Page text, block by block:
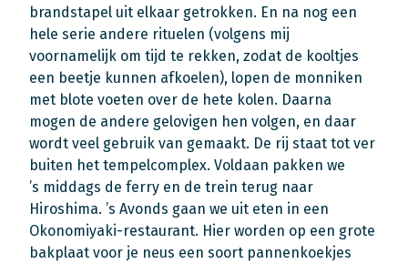
brandstapel uit elkaar getrokken. En na nog een
hele serie andere rituelen (volgens mij
voornamelijk om tijd te rekken, zodat de kooltjes
een beetje kunnen afkoelen), lopen de monniken
met blote voeten over de hete kolen. Daarna
mogen de andere gelovigen hen volgen, en daar
wordt veel gebruik van gemaakt. De rij staat tot ver
buiten het tempelcomplex. Voldaan pakken we
’s middags de ferry en de trein terug naar
Hiroshima. ’s Avonds gaan we uit eten in een
Okonomiyaki-restaurant. Hier worden op een grote
bakplaat voor je neus een soort pannenkoekjes